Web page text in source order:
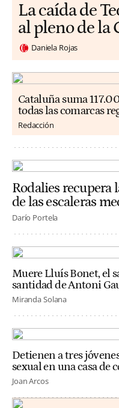
La caída de
al pleno de la
Daniela Rojas
Cataluña suma
todas las comarcas
Redacción
Rodalies
de las escaleras
Darío Portela
Muere Lluís Bonet, el
santidad de Antoni
Miranda Solana
Detienen a tres
sexual en una casa de
Joan Arcos